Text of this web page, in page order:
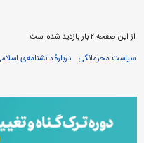
از این صفحه ۲ بار بازدید شده است
سیاست محرمانگی
دربارهٔ دانشنامه‌ی